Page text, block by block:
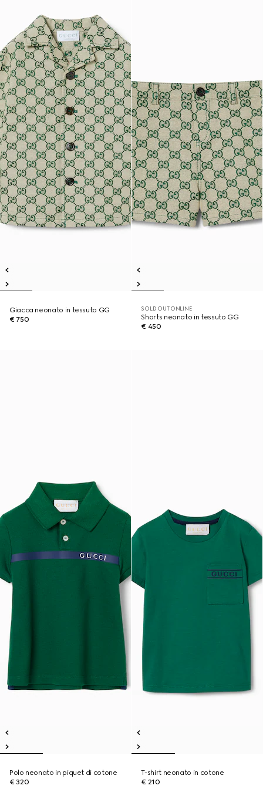
Giacca neonato in tessuto GG
€ 750
SOLD OUT ONLINE
Shorts neonato in tessuto GG
€ 450
Polo neonato in piquet di cotone
€ 320
T-shirt neonato in cotone
€ 210